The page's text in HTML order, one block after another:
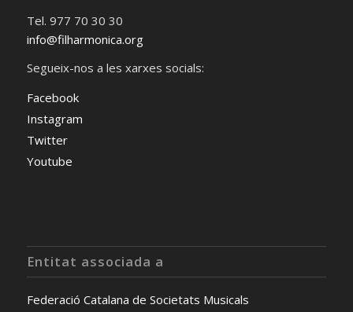
Tel. 977 70 30 30
info@filharmonica.org
Segueix-nos a les xarxes socials:
Facebook
Instagram
Twitter
Youtube
Entitat associada a
Federació Catalana de Societats Musicals